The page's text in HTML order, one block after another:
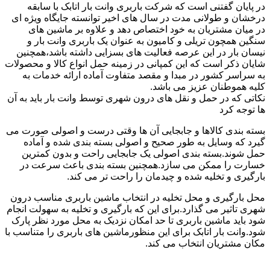
در پایان گفتنی است که شرکت باربری وانت بار اتابک با سابقه
درخشان و طولانی مدت در سال های اخیر توانسته جایگاه ویژه ای
در میان مشتریان به خود اختصاص دهد و علاوه بر ماشین های
سنگین همچون تریلی و کامیون به عنوان یک باربری وانت بار و
نیسان بار در این عرصه فعالیت های بسزایی داشته باشد،همچنین
شایان ذکر است که این کمپانی در زمینه حمل انواع کالا و محصولات
به سراسر کشور در مبدا و مقصد متفاوت آماده ارائه خدمات به
کلیه هموطنان عزیز می باشد.
نکاتی که در حمل و نقل های درون شهری توسط وانت بار باید به آن
ها توجه کرد
بسته بندی کالاها و جابجایی آن ها وقتی درست و اصولی صورت می
گیرد که وسایل به طور صحیح و اصولی بسته بندی شده و آماده
حمل شوند.بسته بندی اصولی یک جابجایی راحت و بدون کمترین
خسارت را ممکن می سازد.همچنین بسته بندی باعث سرعت در
بارگیری و تخلیه شده و چیدمان را راحت تر می کند.
محل بارگیری و محل تخلیه در انتخاب ماشین باربری مناسب درون
شهری تاثیر می گذارد.برای این که بارگیری و تخلیه به سهولت انجام
شود باید ماشین باربری تا حد امکان نزدیک به محل مورد نظر پارک
شود.وانت بار اتابک برای این منظورماشین های باربری را متناسب با
مکان مشتریان انتخاب می کند.